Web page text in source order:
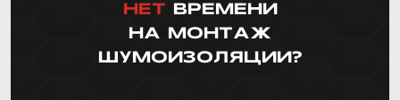
НЕТ ВРЕМЕНИ
НА МОНТАЖ
ШУМОИЗОЛЯЦИИ?